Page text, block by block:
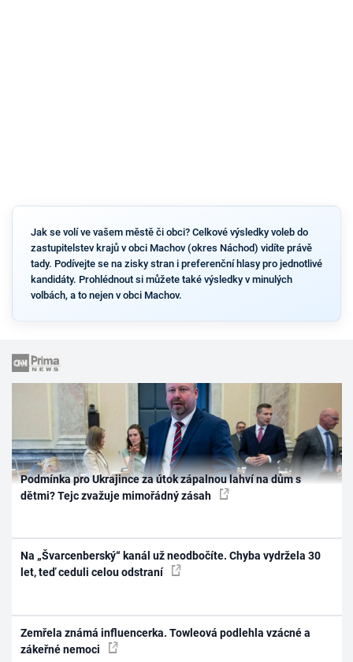
Jak se volí ve vašem městě či obci? Celkové výsledky voleb do
zastupitelstev krajů v obci Machov (okres Náchod) vidíte právě
tady. Podívejte se na zisky stran i preferenční hlasy pro jednotlivé
kandidáty. Prohlédnout si můžete také výsledky v minulých
volbách, a to nejen v obci Machov.
Podmínka pro Ukrajince za útok zápalnou lahví na dům s
dětmi? Tejc zvažuje mimořádný zásah
Na „Švarcenberský“ kanál už neodbočíte. Chyba vydržela 30
let, teď ceduli celou odstraní
Zemřela známá influencerka. Towleová podlehla vzácné a
zákeřné nemoci